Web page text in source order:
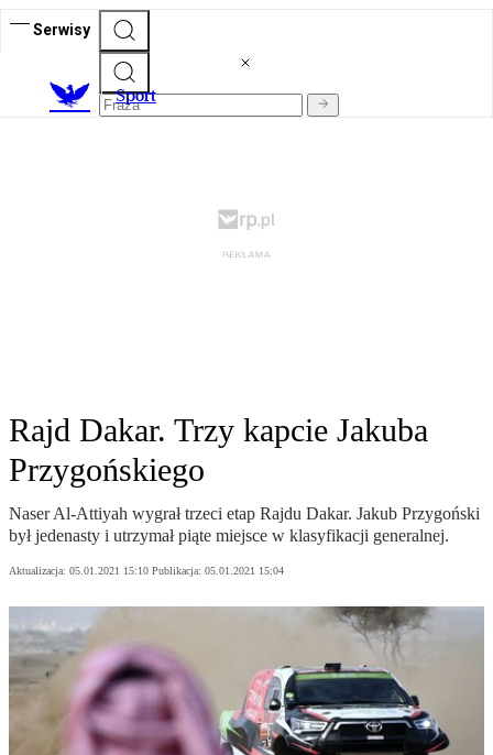
Serwisy
Sport
Rajd Dakar. Trzy kapcie Jakuba
Przygońskiego
Naser Al-Attiyah wygrał trzeci etap Rajdu Dakar. Jakub Przygoński
był jedenasty i utrzymał piąte miejsce w klasyfikacji generalnej.
Aktualizacja: 05.01.2021 15:10 Publikacja: 05.01.2021 15:04